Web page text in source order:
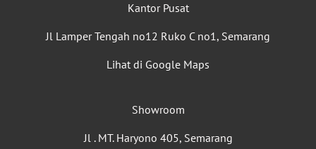
Kantor Pusat
Jl Lamper Tengah no12 Ruko C no1, Semarang
Lihat di Google Maps
Showroom
Jl . MT. Haryono 405, Semarang